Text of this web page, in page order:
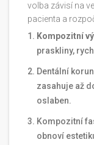
volba závisí na
pacienta a
Kompozitní
praskliny,
Dentální
zasahuje až
oslaben.
Kompozitní
obnoví